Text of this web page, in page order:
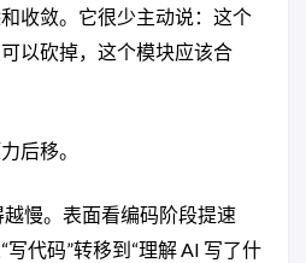
收敛。它很少主动说：这个
以砍掉，这个模块应该合
后移。
慢。表面看编码阶段提速
代码”转移到“理解 AI 写了什